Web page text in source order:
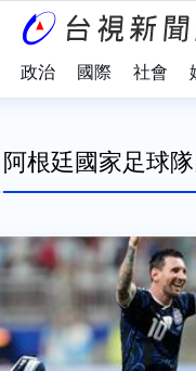
政治 國際 社會
阿根廷國家足球